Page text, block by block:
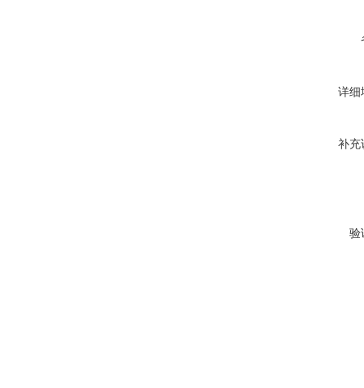
详细
补充
验